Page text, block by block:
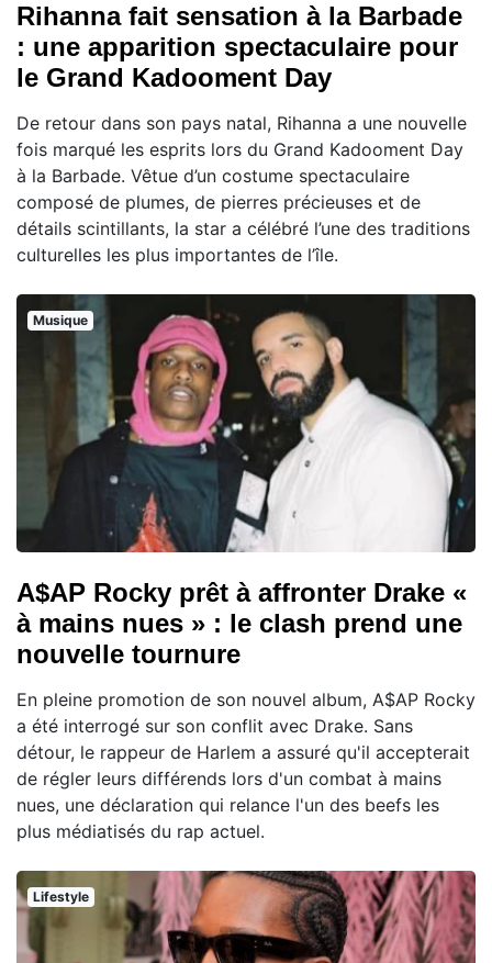
Rihanna fait sensation à la Barbade
: une apparition spectaculaire pour
le Grand Kadooment Day
De retour dans son pays natal, Rihanna a une nouvelle
fois marqué les esprits lors du Grand Kadooment Day
à la Barbade. Vêtue d’un costume spectaculaire
composé de plumes, de pierres précieuses et de
détails scintillants, la star a célébré l’une des traditions
culturelles les plus importantes de l’île.
Musique
A$AP Rocky prêt à affronter Drake «
à mains nues » : le clash prend une
nouvelle tournure
En pleine promotion de son nouvel album, A$AP Rocky
a été interrogé sur son conflit avec Drake. Sans
détour, le rappeur de Harlem a assuré qu'il accepterait
de régler leurs différends lors d'un combat à mains
nues, une déclaration qui relance l'un des beefs les
plus médiatisés du rap actuel.
Lifestyle